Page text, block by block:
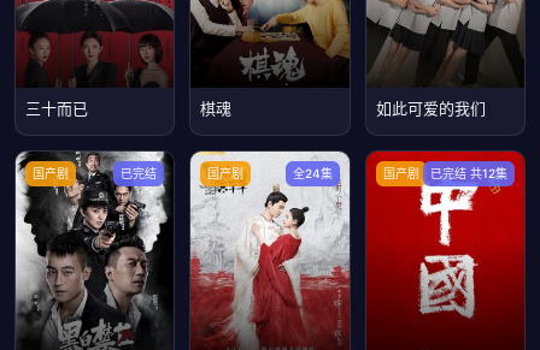
三十而已 棋魂 如此可爱的我们
国产剧 已完结 国产剧 全24集 国产剧 已完结 共12集